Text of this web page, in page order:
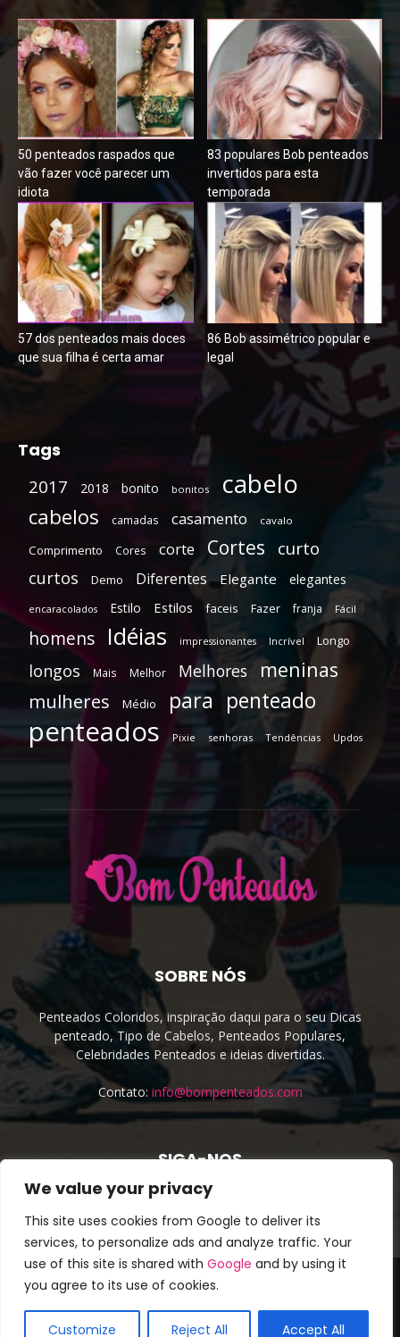
We value your privacy
This site uses cookies from Google to deliver its
services, to personalize ads and analyze traffic. Your
use of this site is shared with Google and by using it
you agree to its use of cookies.
Customize Reject All Accept All
50 penteados raspados que
vão fazer você parecer um
idiota
83 populares Bob penteados
invertidos para esta
temporada
57 dos penteados mais doces
que sua filha é certa amar
86 Bob assimétrico popular e
legal
Tags
2017 2018 bonito bonitos cabelo
cabelos camadas casamento cavalo
Comprimento Cores corte Cortes curto
curtos Demo Diferentes Elegante elegantes
encaracolados Estilo Estilos faceis Fazer franja Fácil
homens Idéias impressionantes Incrível Longo
longos Mais Melhor Melhores meninas
mulheres Médio para penteado
penteados Pixie senhoras Tendências Updos
SOBRE NÓS
Penteados Coloridos, inspiração daqui para o seu Dicas
penteado, Tipo de Cabelos, Penteados Populares,
Celebridades Penteados e ideias divertidas.
Contato: info@bompenteados.com
SIGA-NOS
Cookie Policy Privacy Policy
Terms & Conditions
© Copyright 2016 - Todos os direitos reservados. ❤Bom